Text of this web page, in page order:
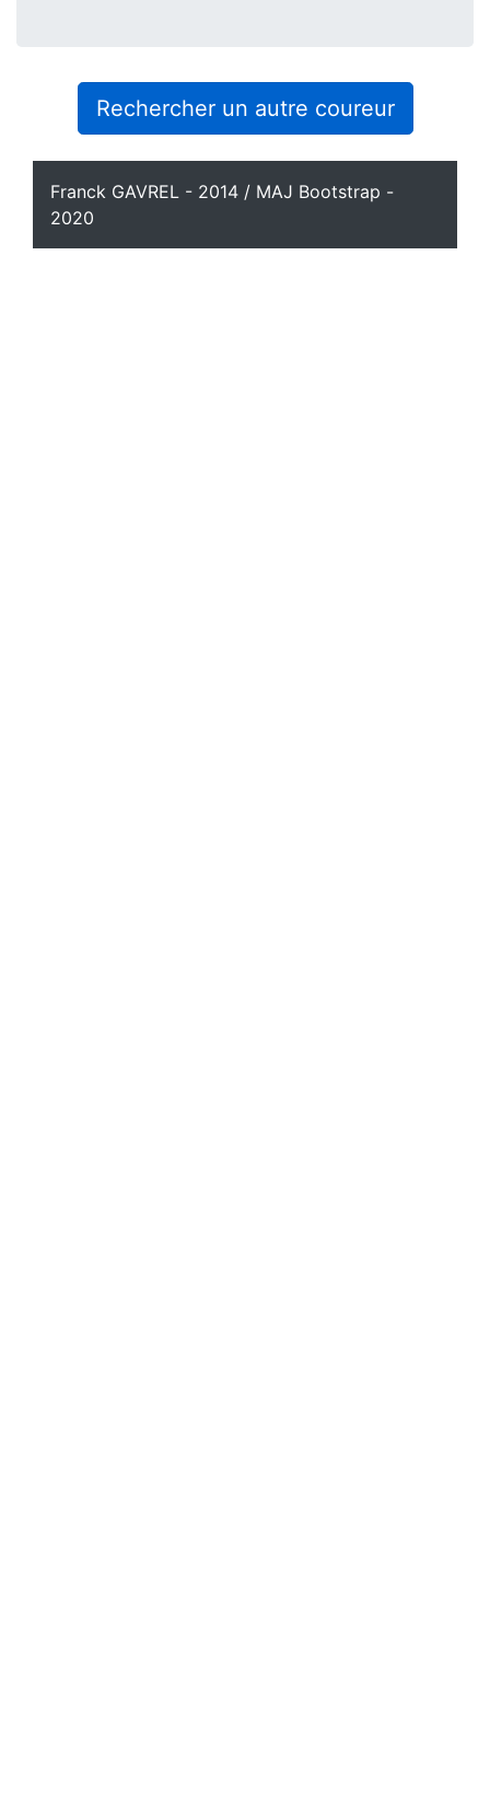
Rechercher un autre coureur
Franck GAVREL - 2014 / MAJ Bootstrap -
2020